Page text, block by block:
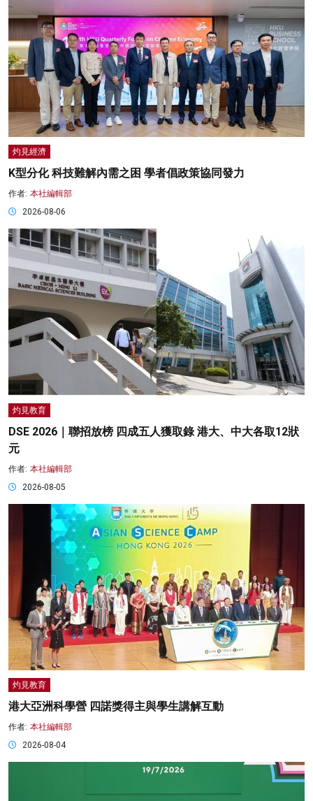
灼見經濟
K型分化 科技難解內需之困 學者倡政策協同發力
作者: 本社編輯部
2026-08-06
灼見教育
DSE 2026｜聯招放榜 四成五人獲取錄 港大、中大各取12狀
元
作者: 本社編輯部
2026-08-05
灼見教育
港大亞洲科學營 四諾獎得主與學生講解互動
作者: 本社編輯部
2026-08-04